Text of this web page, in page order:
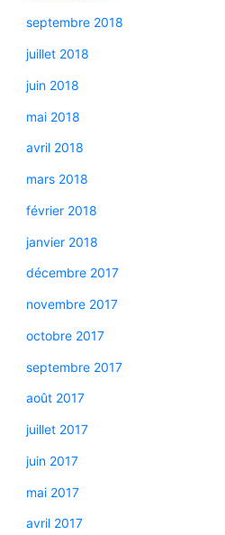
septembre 2018
juillet 2018
juin 2018
mai 2018
avril 2018
mars 2018
février 2018
janvier 2018
décembre 2017
novembre 2017
octobre 2017
septembre 2017
août 2017
juillet 2017
juin 2017
mai 2017
avril 2017